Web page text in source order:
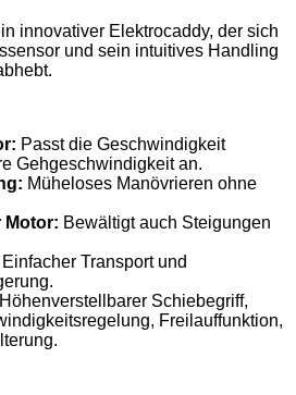
innovativer Elektrocaddy, der sich
und sein intuitives Handling
Passt die Geschwindigkeit
Gehgeschwindigkeit an.
Müheloses Manövrieren ohne
Motor: Bewältigt auch Steigungen
Einfacher Transport und
Höhenverstellbarer Schiebegriff,
Freilauffunktion,